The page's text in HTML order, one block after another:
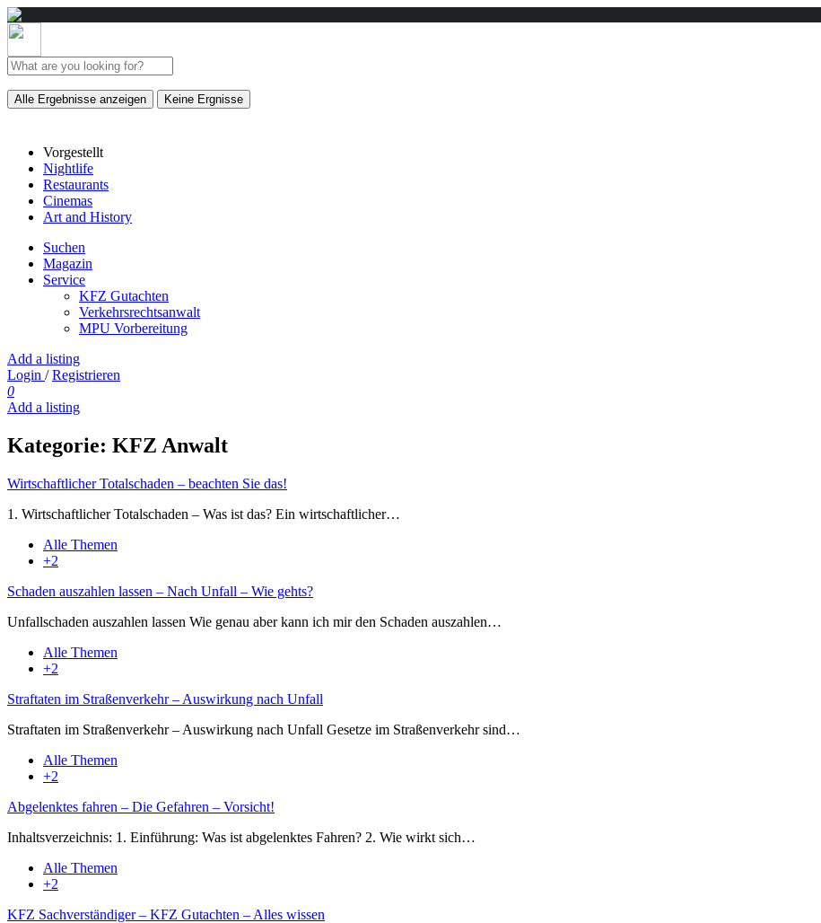
Alle Ergebnisse anzeigen Keine Ergnisse
Vorgestellt
Nightlife
Restaurants
Cinemas
Art and History
Suchen
Magazin
Service
KFZ Gutachten
Verkehrsrechtsanwalt
MPU Vorbereitung
Add a listing
Login / Registrieren
0
Add a listing
Kategorie: KFZ Anwalt
Wirtschaftlicher Totalschaden – beachten Sie das!
1. Wirtschaftlicher Totalschaden – Was ist das? Ein wirtschaftlicher…
Alle Themen
+2
Schaden auszahlen lassen – Nach Unfall – Wie gehts?
Unfallschaden auszahlen lassen Wie genau aber kann ich mir den Schaden auszahlen…
Alle Themen
+2
Straftaten im Straßenverkehr – Auswirkung nach Unfall
Straftaten im Straßenverkehr – Auswirkung nach Unfall Gesetze im Straßenverkehr sind…
Alle Themen
+2
Abgelenktes fahren – Die Gefahren – Vorsicht!
Inhaltsverzeichnis: 1. Einführung: Was ist abgelenktes Fahren? 2. Wie wirkt sich…
Alle Themen
+2
KFZ Sachverständiger – KFZ Gutachten – Alles wissen